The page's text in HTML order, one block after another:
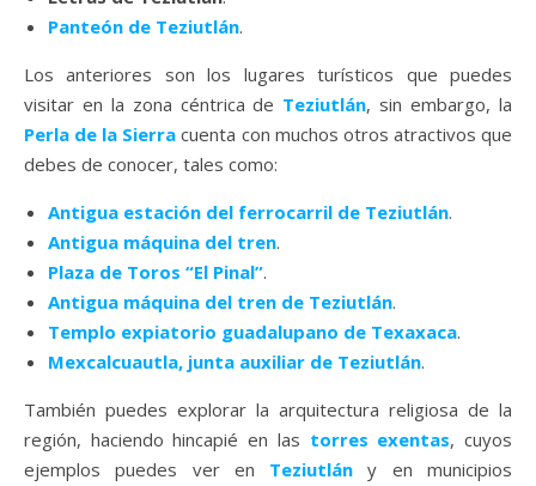
Panteón de Teziutlán.
Los anteriores son los lugares turísticos que puedes
visitar en la zona céntrica de Teziutlán, sin embargo, la
Perla de la Sierra cuenta con muchos otros atractivos que
debes de conocer, tales como:
Antigua estación del ferrocarril de Teziutlán.
Antigua máquina del tren.
Plaza de Toros “El Pinal”.
Antigua máquina del tren de Teziutlán.
Templo expiatorio guadalupano de Texaxaca.
Mexcalcuautla, junta auxiliar de Teziutlán.
También puedes explorar la arquitectura religiosa de la
región, haciendo hincapié en las torres exentas, cuyos
ejemplos puedes ver en Teziutlán y en municipios